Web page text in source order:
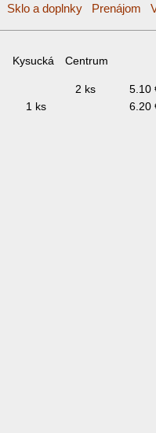
Sklo a doplnky Prenájom
Kysucká Centrum
2 ks
5.10
1 ks 6.20